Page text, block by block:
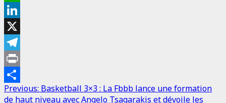
WhatsApp
LinkedIn
X
Telegram
Print
Partager
Post
Previous: Basketball 3×3 : La Fbbb lance une formation
de haut niveau avec Angelo Tsagarakis et dévoile les